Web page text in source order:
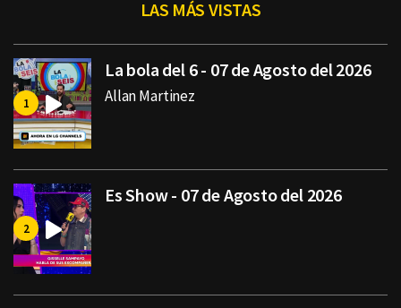
LAS MÁS VISTAS
La bola del 6 - 07 de Agosto del 2026
Allan Martinez
Es Show - 07 de Agosto del 2026